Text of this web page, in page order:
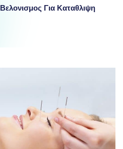
Για Καταθλιψη